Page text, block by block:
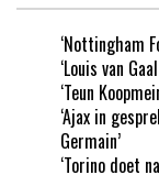
‘Nottingham
‘Louis van
‘Teun
‘Ajax in
Germain’
‘Torino doet